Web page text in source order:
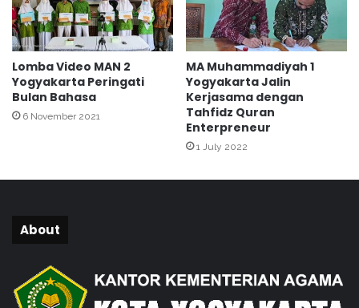
M
A
N
Y
o
g
Lomba Video MAN 2
Yogyakarta Peringati
Bulan Bahasa
6 November 2021
MA Muhammadiyah 1
Yogyakarta Jalin
Kerjasama dengan
Tahfidz Quran
Enterpreneur
1 July 2022
About